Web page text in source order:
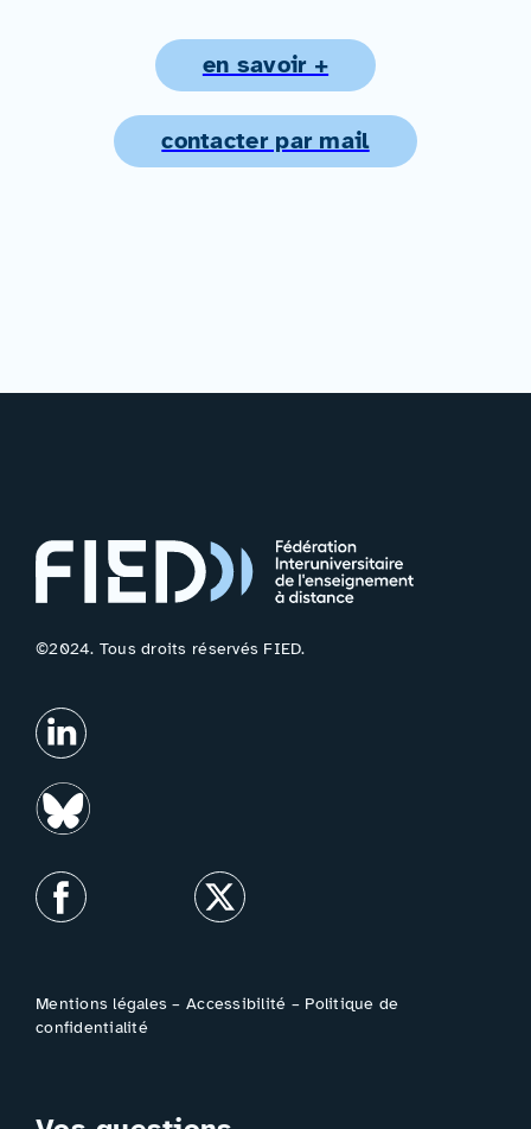
en savoir +
contacter par mail
©2024. Tous droits réservés FIED.
Mentions légales –Accessibilité – Politique de
confidentialité